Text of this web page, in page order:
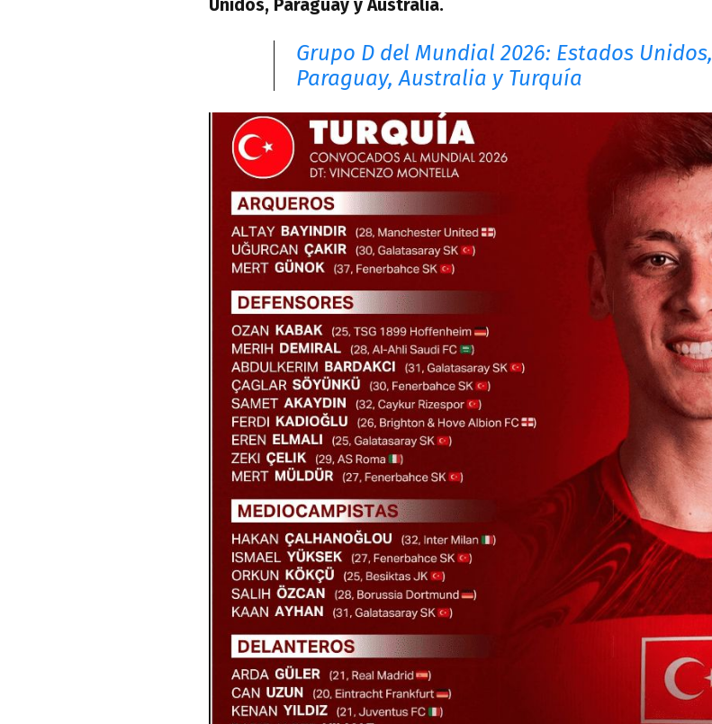
Unidos, Paraguay y Australia.
Grupo D del Mundial 2026: Estados Unidos,
Paraguay, Australia y Turquía